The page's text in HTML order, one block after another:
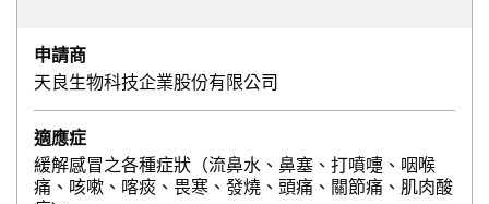
申請商
天良生物科技企業股份有限公司
適應症
緩解感冒之各種症狀（流鼻水、鼻塞、打噴嚏、咽喉
痛、咳嗽、喀痰、畏寒、發燒、頭痛、關節痛、肌肉酸